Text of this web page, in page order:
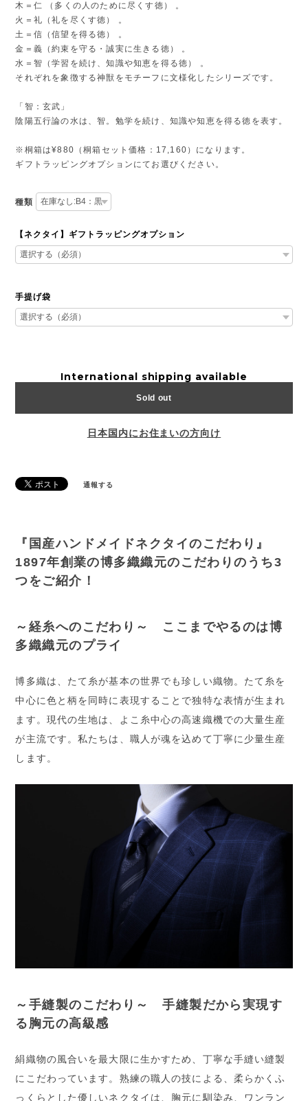
木＝仁 （多くの人のために尽くす徳） 。
火＝礼（礼を尽くす徳） 。
土＝信（信望を得る徳） 。
金＝義（約束を守る・誠実に生きる徳） 。
水＝智（学習を続け、知識や知恵を得る徳） 。
それぞれを象徴する神獣をモチーフに文様化したシリーズです。
「智：玄武」
陰陽五行論の水は、智。勉学を続け、知識や知恵を得る徳を表す。
※桐箱は¥880（桐箱セット価格：17,160）になります。
ギフトラッピングオプションにてお選びください。
種類
【ネクタイ】ギフトラッピングオプション
手提げ袋
International shipping available
Sold out
日本国内にお住まいの方向け
通報する
『国産ハンドメイドネクタイのこだわり』
1897年創業の博多織織元のこだわりのうち3
つをご紹介！
～経糸へのこだわり～ ここまでやるのは博
多織織元のプライ
博多織は、たて糸が基本の世界でも珍しい織物。たて糸を
中心に色と柄を同時に表現することで独特な表情が生まれ
ます。現代の生地は、よこ糸中心の高速織機での大量生産
が主流です。私たちは、職人が魂を込めて丁寧に少量生産
します。
～手縫製のこだわり～ 手縫製だから実現す
る胸元の高級感
絹織物の風合いを最大限に生かすため、丁寧な手縫い縫製
にこだわっています。熟練の職人の技による、柔らかくふ
っくらとした優しいネクタイは、胸元に馴染み、ワンラン